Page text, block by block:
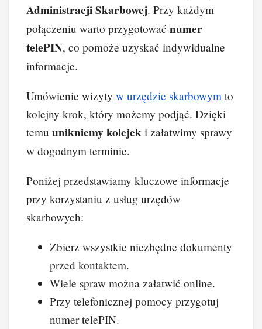
Administracji Skarbowej. Przy każdym
połączeniu warto przygotować numer
telePIN, co pomoże uzyskać indywidualne
informacje.
Umówienie wizyty w urzędzie skarbowym to
kolejny krok, który możemy podjąć. Dzięki
temu unikniemy kolejek i załatwimy sprawy
w dogodnym terminie.
Poniżej przedstawiamy kluczowe informacje
przy korzystaniu z usług urzędów
skarbowych:
Zbierz wszystkie niezbędne dokumenty
przed kontaktem.
Wiele spraw można załatwić online.
Przy telefonicznej pomocy przygotuj
numer telePIN.